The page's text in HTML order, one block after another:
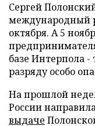
Сергей
международный
октября. А 5
базе Интерпола
разряду особо
На прошлой
России
выдаче